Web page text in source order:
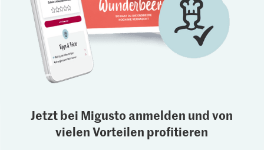
Jetzt bei Migusto anmelden und von
vielen Vorteilen profitieren